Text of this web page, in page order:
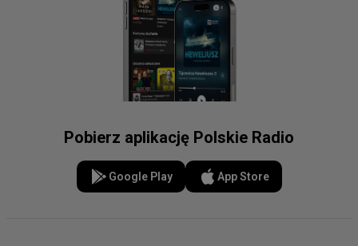
Pobierz aplikację Polskie Radio
Google Play App Store